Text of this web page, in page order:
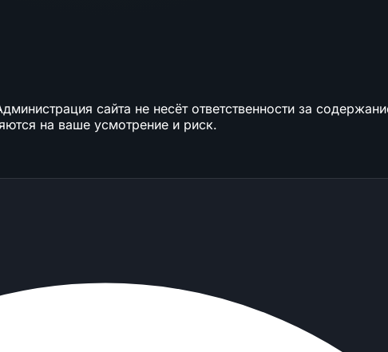
сайта не несёт ответственности за
на ваше усмотрение и риск.